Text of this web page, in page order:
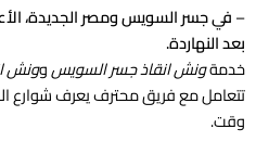
–في جسر السويس ومصر الجديدة،
بعد النهاردة.
خدمةونش انقاذ جسر السويسوونش
تتعامل مع فريق محترف يعرف شوارع
وقت.